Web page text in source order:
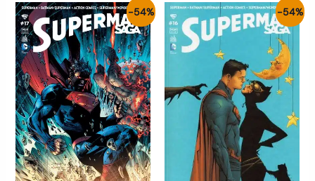
-54%
Le
prix
initial
était :
6.50€.
Le
prix
actuel
est :
3.00€.
-54%
Le
prix
initial
était :
6.50€.
Le
prix
actuel
3.00€.